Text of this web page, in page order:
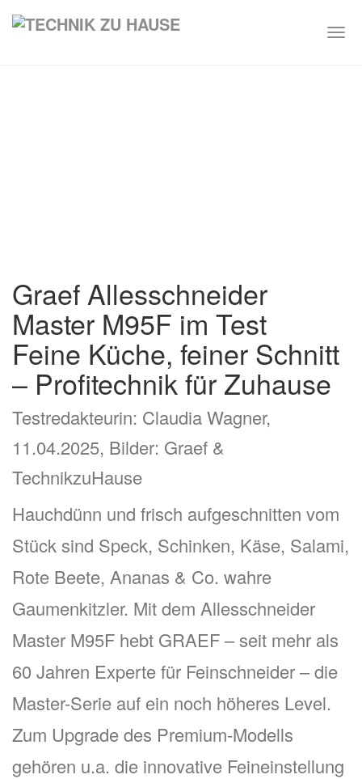
Graef Allesschneider
Master M95F im Test
Feine Küche, feiner Schnitt
– Profitechnik für Zuhause
Testredakteurin: Claudia Wagner,
11.04.2025, Bilder: Graef &
TechnikzuHause
Hauchdünn und frisch aufgeschnitten vom
Stück sind Speck, Schinken, Käse, Salami,
Rote Beete, Ananas & Co. wahre
Gaumenkitzler. Mit dem Allesschneider
Master M95F hebt GRAEF – seit mehr als
60 Jahren Experte für Feinschneider – die
Master-Serie auf ein noch höheres Level.
Zum Upgrade des Premium-Modells
gehören u.a. die innovative Feineinstellung